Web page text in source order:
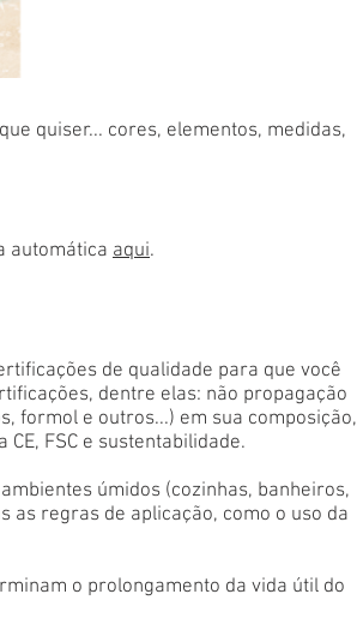
quiser... cores, elementos, medidas,
automática aqui.
de qualidade para que você
dentre elas: não propagação
formol e outros...) em sua composição,
FSC e sustentabilidade.
úmidos (cozinhas, banheiros,
as regras de aplicação, como o uso da
o prolongamento da vida útil do